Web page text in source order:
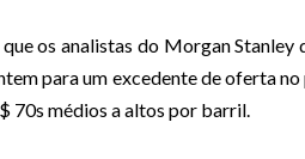
os analistas do Morgan Stanley
para um excedente de oferta
70s médios a altos por barril.